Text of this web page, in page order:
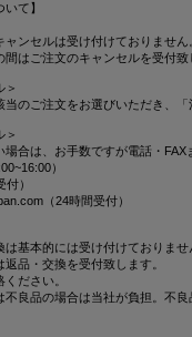
て】
ャンセルは受け付けておりません
間はご注文のキャンセルを受付致
＞
当のご注文をお選びいただき、
＞
場合は、お手数ですが電話・
）
）
（24時間受付）
は基本的には受け付けておりませ
品・交換を受付致します。
ださい。
良品の場合は当社が負担。不良